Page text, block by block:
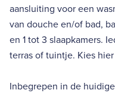
aansluiting voor een
van douche en/of bad,
en 1 tot 3 slaapkamers.
terras of tuintje. Kies
Inbegrepen in de